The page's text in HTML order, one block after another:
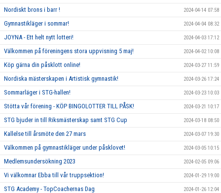
Nordiskt brons i barr ! 2024-04-14 07:58
Gymnastikläger i sommar! 2024-04-04 08:32
JOYNA - Ett helt nytt lotteri! 2024-04-03 17:12
Välkommen på föreningens stora uppvisning 5 maj! 2024-04-02 10:08
Köp gärna din påsklott online! 2024-03-27 11:59
Nordiska mästerskapen i Artistisk gymnastik! 2024-03-26 17:24
Sommarläger i STG-hallen! 2024-03-23 10:03
Stötta vår förening - KÖP BINGOLOTTER TILL PÅSK! 2024-03-21 10:17
STG bjuder in till Riksmästerskap samt STG Cup 2024-03-18 08:50
Kallelse till årsmöte den 27 mars 2024-03-07 19:30
Välkommen på gymnastikläger under påsklovet! 2024-03-05 10:15
Medlemsundersökning 2023 2024-02-05 09:06
Vi välkomnar Ebba till vår truppsektion! 2024-01-29 19:00
STG Academy - TopCoachernas Dag 2024-01-26 12:04